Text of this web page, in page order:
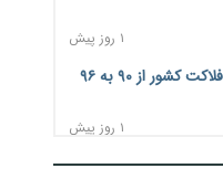
۱ روز پیش
فشار اقتصادی در مسیر صعود؛ شاخص فلاکت کشور از ۹۰ به ۹۶
۱ روز پیش
فین‌تک‌ها وارد میدان